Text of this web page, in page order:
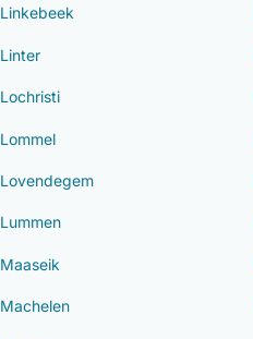
Linkebeek
Linter
Lochristi
Lommel
Lovendegem
Lummen
Maaseik
Machelen